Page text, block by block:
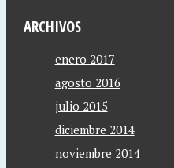
ARCHIVOS
enero 2017
agosto 2016
julio 2015
diciembre 2014
noviembre 2014